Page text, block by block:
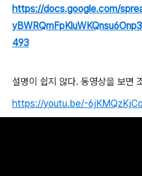
https://docs.google.com/
493
설명이 쉽지 않다. 동영상을 보면
https://youtu.be/-6jKMQzKjCo